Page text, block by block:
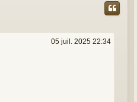
05 juil. 2025 22:34